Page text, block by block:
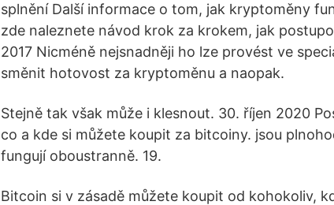
splnění Další informace o tom, jak kryptoměny
zde naleznete návod krok za krokem, jak
2017 Nicméně nejsnadněji ho lze provést ve
směnit hotovost za kryptoměnu a naopak.
Stejně tak však může i klesnout. 30. říjen 2020
co a kde si můžete koupit za bitcoiny. jsou
fungují oboustranně. 19.
Bitcoin si v zásadě můžete koupit od kohokoliv,